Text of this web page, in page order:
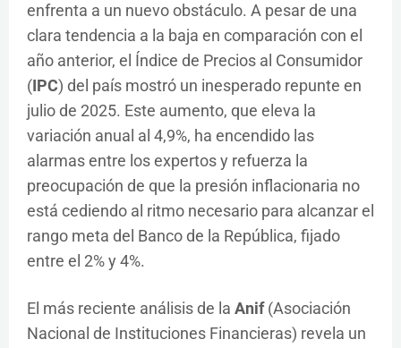
enfrenta a un nuevo obstáculo. A pesar de una
clara tendencia a la baja en comparación con el
año anterior, el Índice de Precios al Consumidor
(IPC) del país mostró un inesperado repunte en
julio de 2025. Este aumento, que eleva la
variación anual al 4,9%, ha encendido las
alarmas entre los expertos y refuerza la
preocupación de que la presión inflacionaria no
está cediendo al ritmo necesario para alcanzar el
rango meta del Banco de la República, fijado
entre el 2% y 4%.
El más reciente análisis de la Anif(Asociación
Nacional de Instituciones Financieras) revela un